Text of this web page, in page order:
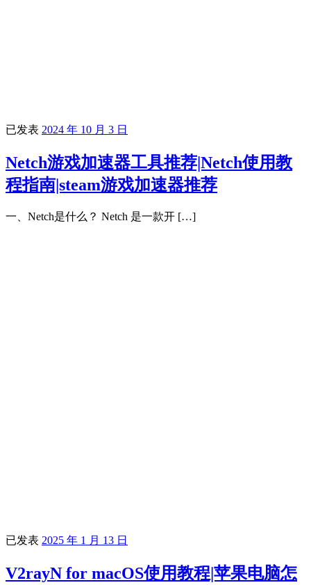
已发表 2024 年 10 月 3 日
Netch游戏加速器工具推荐|Netch使用教
程指南|steam游戏加速器推荐
一、Netch是什么？ Netch 是一款开 […]
已发表 2025 年 1 月 13 日
V2rayN for macOS使用教程|苹果电脑怎